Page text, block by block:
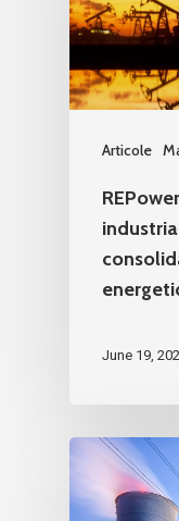
Articole
June 19,